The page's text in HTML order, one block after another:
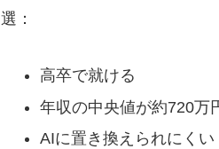
選：
高卒で就ける
年収の中央値が約720万
AIに置き換えられにくい